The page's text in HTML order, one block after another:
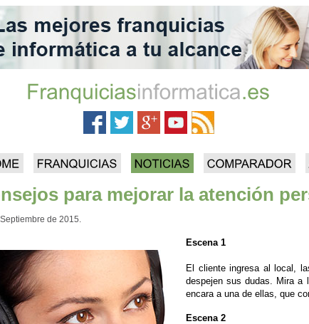
para mejorar la atención
de 2015.
Escena 1
El cliente ingresa al local,
despejen sus dudas. Mira a
encara a una de ellas, que
Escena 2